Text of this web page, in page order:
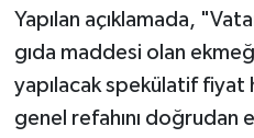
Yapılan açıklamada,
gıda maddesi olan
yapılacak spekülatif
genel refahını doğrudan